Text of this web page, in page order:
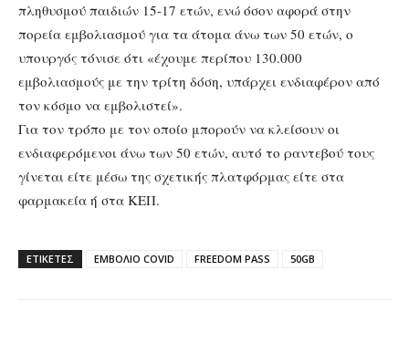
πληθυσμού παιδιών 15-17 ετών, ενώ όσον αφορά στην
πορεία εμβολιασμού για τα άτομα άνω των 50 ετών, ο
υπουργός τόνισε ότι «έχουμε περίπου 130.000
εμβολιασμούς με την τρίτη δόση, υπάρχει ενδιαφέρον από
τον κόσμο να εμβολιστεί».
Για τον τρόπο με τον οποίο μπορούν να κλείσουν οι
ενδιαφερόμενοι άνω των 50 ετών, αυτό το ραντεβού τους
γίνεται είτε μέσω της σχετικής πλατφόρμας είτε στα
φαρμακεία ή στα ΚΕΠ.
ΕΤΙΚΕΤΕΣ ΕΜΒΟΛΙΟ COVID FREEDOM PASS 50GB